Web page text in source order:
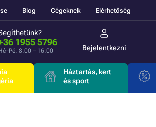
Blog Cégeknek Elérhetőség
1955 5796
8:00 – 16:00 Bejelentkezni
Háztartás, kert
és sport